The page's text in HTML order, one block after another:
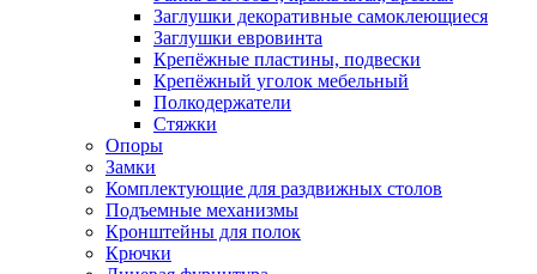
Заглушки декоративные самоклеющиеся
Заглушки евровинта
Крепёжные пластины, подвески
Крепёжный уголок мебельный
Полкодержатели
Стяжки
Опоры
Замки
Комплектующие для раздвижных столов
Подъемные механизмы
Кронштейны для полок
Крючки